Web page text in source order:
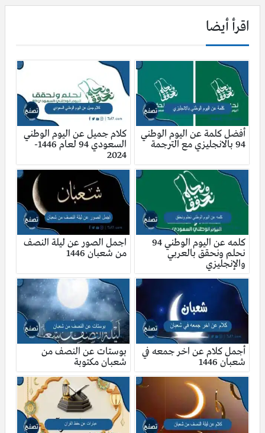
اقرأ أيضا
أفضل كلمة عن اليوم الوطني
94 بالانجليزي مع الترجمة
كلام جميل عن اليوم الوطني
السعودي 94 لعام 1446-
2024
كلمه عن اليوم الوطني 94
نحلم ونحقق بالعربي
والإنجليزي
اجمل الصور عن ليلة النصف
من شعبان 1446
أجمل كلام عن اخر جمعه في
شعبان 1446
بوستات عن النصف من
شعبان مكتوبة